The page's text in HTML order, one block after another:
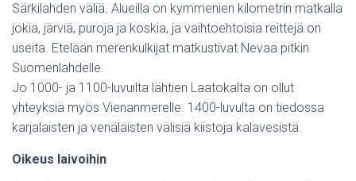
Särkilahden väliä. Alueilla on kymmenien kilometrin matkalla
jokia, järviä, puroja ja koskia, ja vaihtoehtoisia reittejä on
useita. Etelään merenkulkijat matkustivat Nevaa pitkin
Suomenlahdelle.
Jo 1000- ja 1100-luvuilta lähtien Laatokalta on ollut
yhteyksiä myös Vienanmerelle. 1400-luvulta on tiedossa
karjalaisten ja venäläisten välisiä kiistoja kalavesistä.
Oikeus laivoihin